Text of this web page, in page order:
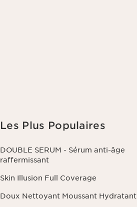
Les Plus Populaires
DOUBLE SERUM - Sérum anti-âge
raffermissant
Skin Illusion Full Coverage
Doux Nettoyant Moussant Hydratant